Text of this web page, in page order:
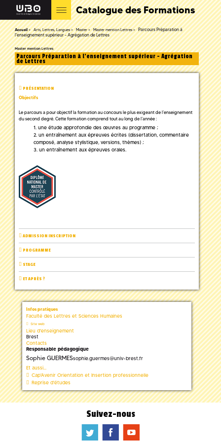
Catalogue des Formations
Accueil Arts, Lettres, Langues Master Master mention Lettres
Parcours Préparation à
l'enseignement supérieur - Agrégation de Lettres
Master mention Lettres
Parcours Préparation à l'enseignement supérieur - Agrégation
de Lettres
PRÉSENTATION
Objectifs
Le parcours a pour objectif la formation au concours le plus exigeant de l’enseignement
du second degré. Cette formation comprend tout au long de l’année :
une étude approfondie des œuvres au programme ;
un entraînement aux épreuves écrites (dissertation, commentaire
composé, analyse stylistique, versions, thèmes) ;
un entraînement aux épreuves orales.
ADMISSION INSCRIPTION
PROGRAMME
STAGE
ET APRÈS ?
Infos pratiques
Faculté des Lettres et Sciences Humaines
Site web
Lieu d'enseignement
Brest
Contacts
Responsable pédagogique
Sophie GUERMESsophie.guermes@univ-brest.fr
Et aussi...
Cap'Avenir Orientation et Insertion professionnelle
Reprise d'études
Suivez-nous
a b f